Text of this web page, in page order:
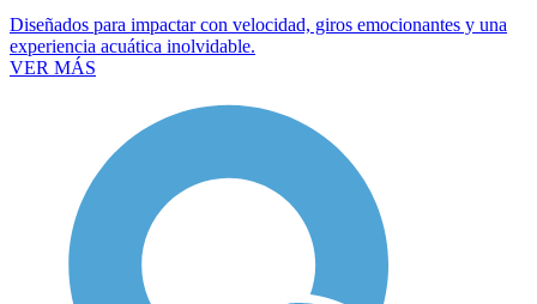
Diseñados para impactar con velocidad, giros emocionantes y una
experiencia acuática inolvidable.
VER MÁS